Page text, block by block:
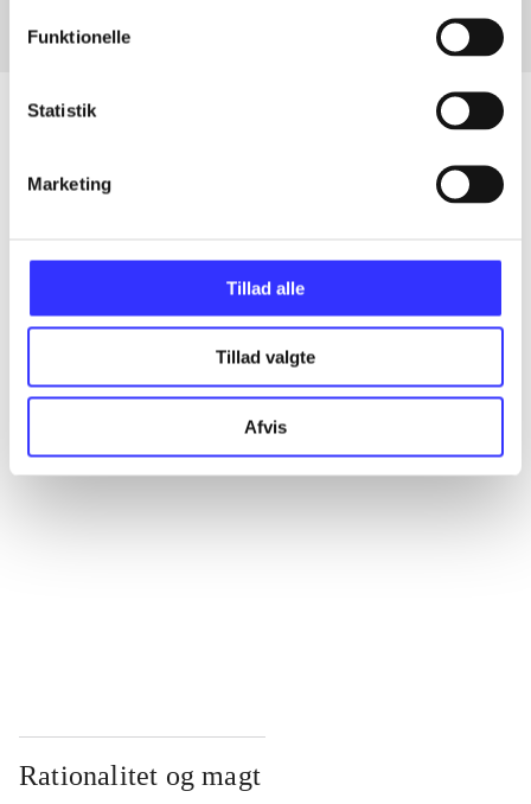
Funktionelle
Statistik
Marketing
Tillad alle
Tillad valgte
Afvis
Artikler
Rationalitet og magt